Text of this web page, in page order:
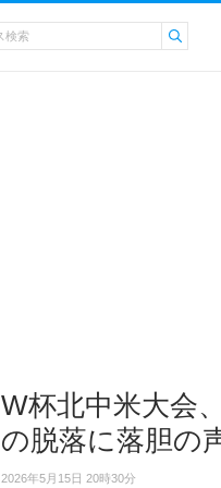
W杯北中米大会
の脱落に落胆の
2026年5月15日 20時30分